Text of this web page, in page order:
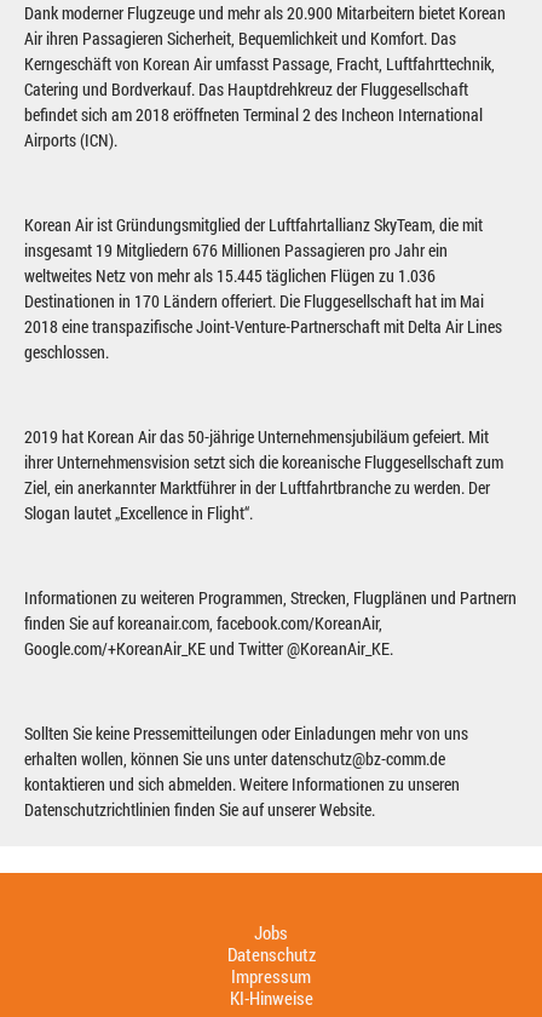
Dank moderner Flugzeuge und mehr als 20.900 Mitarbeitern bietet Korean
Air ihren Passagieren Sicherheit, Bequemlichkeit und Komfort. Das
Kerngeschäft von Korean Air umfasst Passage, Fracht, Luftfahrttechnik,
Catering und Bordverkauf. Das Hauptdrehkreuz der Fluggesellschaft
befindet sich am 2018 eröffneten Terminal 2 des Incheon International
Airports (ICN).
Korean Air ist Gründungsmitglied der Luftfahrtallianz SkyTeam, die mit
insgesamt 19 Mitgliedern 676 Millionen Passagieren pro Jahr ein
weltweites Netz von mehr als 15.445 täglichen Flügen zu 1.036
Destinationen in 170 Ländern offeriert. Die Fluggesellschaft hat im Mai
2018 eine transpazifische Joint-Venture-Partnerschaft mit Delta Air Lines
geschlossen.
2019 hat Korean Air das 50-jährige Unternehmensjubiläum gefeiert. Mit
ihrer Unternehmensvision setzt sich die koreanische Fluggesellschaft zum
Ziel, ein anerkannter Marktführer in der Luftfahrtbranche zu werden. Der
Slogan lautet „Excellence in Flight“.
Informationen zu weiteren Programmen, Strecken, Flugplänen und Partnern
finden Sie auf koreanair.com, facebook.com/KoreanAir,
Google.com/+KoreanAir_KE und Twitter @KoreanAir_KE.
Sollten Sie keine Pressemitteilungen oder Einladungen mehr von uns
erhalten wollen, können Sie uns unter datenschutz@bz-comm.de
kontaktieren und sich abmelden. Weitere Informationen zu unseren
Datenschutzrichtlinien finden Sie auf unserer Website.
Jobs
Datenschutz
Impressum
KI-Hinweise